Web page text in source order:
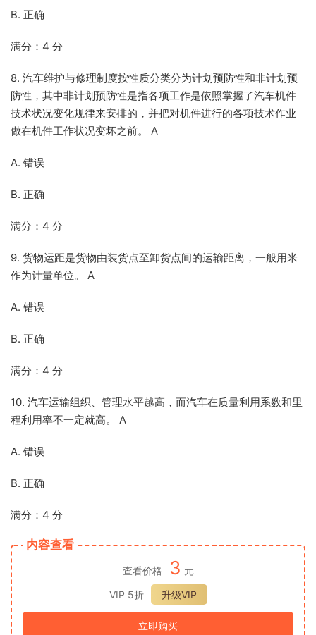
B. 正确
满分：4 分
8. 汽车维护与修理制度按性质分类分为计划预防性和非计划预
防性，其中非计划预防性是指各项工作是依照掌握了汽车机件
技术状况变化规律来安排的，并把对机件进行的各项技术作业
做在机件工作状况变坏之前。 A
A. 错误
B. 正确
满分：4 分
9. 货物运距是货物由装货点至卸货点间的运输距离，一般用米
作为计量单位。 A
A. 错误
B. 正确
满分：4 分
10. 汽车运输组织、管理水平越高，而汽车在质量利用系数和里
程利用率不一定就高。 A
A. 错误
B. 正确
满分：4 分
内容查看
查看价格 3 元
VIP 5折
升级VIP
立即购买